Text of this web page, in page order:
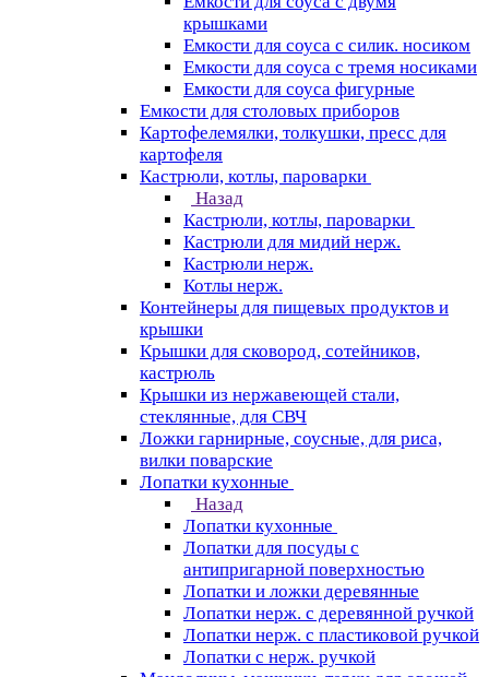
крышками
Емкости для соуса с силик. носиком
Емкости для соуса с тремя носиками
Емкости для соуса фигурные
Емкости для столовых приборов
Картофелемялки, толкушки, пресс для
картофеля
Кастрюли, котлы, пароварки
Назад
Кастрюли, котлы, пароварки
Кастрюли для мидий нерж.
Кастрюли нерж.
Котлы нерж.
Контейнеры для пищевых продуктов и
крышки
Крышки для сковород, сотейников,
кастрюль
Крышки из нержавеющей стали,
стеклянные, для СВЧ
Ложки гарнирные, соусные, для риса,
вилки поварские
Лопатки кухонные
Назад
Лопатки кухонные
Лопатки для посуды с
антипригарной поверхностью
Лопатки и ложки деревянные
Лопатки нерж. с деревянной ручкой
Лопатки нерж. с пластиковой ручкой
Лопатки с нерж. ручкой